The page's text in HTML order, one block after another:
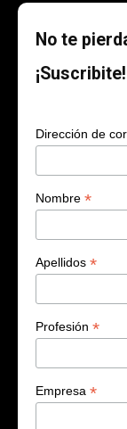
No te
¡Suscribite!
Dirección de
Nombre *
Apellidos *
Profesión *
Empresa *